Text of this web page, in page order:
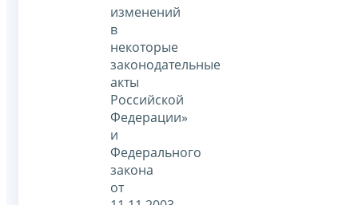
изменений
в
некоторые
законодательные
акты
Российской
Федерации»
и
Федерального
закона
от